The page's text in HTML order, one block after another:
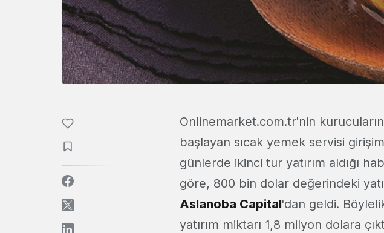
Onlinemarket.com.tr'nin
başlayan sıcak yemek servisi
günlerde ikinci tur yatırım aldığı
göre, 800 bin dolar değerindeki
Aslanoba Capital'dan geldi.
yatırım miktarı 1,8 milyon dolara